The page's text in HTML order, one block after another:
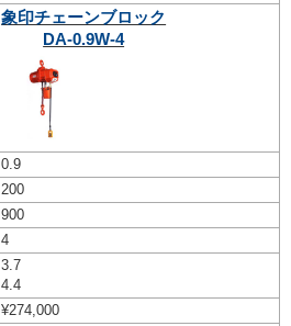
象印チェーンブロック
DA-0.9W-4
0.9
200
900
4
3.7
4.4
¥274,000